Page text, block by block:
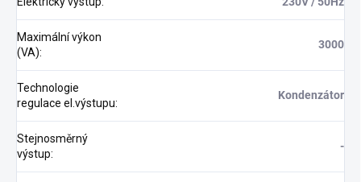
Maximální výkon
(VA):
3000
Technologie
regulace el.výstupu:
Kondenzátor
Stejnosměrný
výstup:
-